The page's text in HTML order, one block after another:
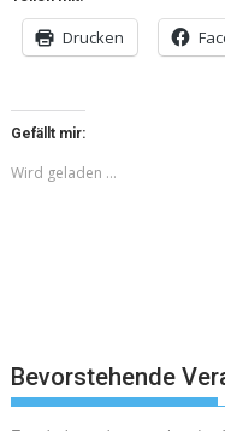
Drucken
Gefällt mir:
Wird geladen …
Bevorstehende